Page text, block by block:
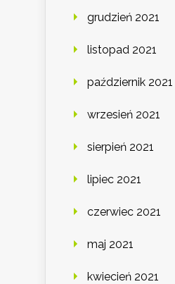
grudzień 2021
listopad 2021
październik 2021
wrzesień 2021
sierpień 2021
lipiec 2021
czerwiec 2021
maj 2021
kwiecień 2021